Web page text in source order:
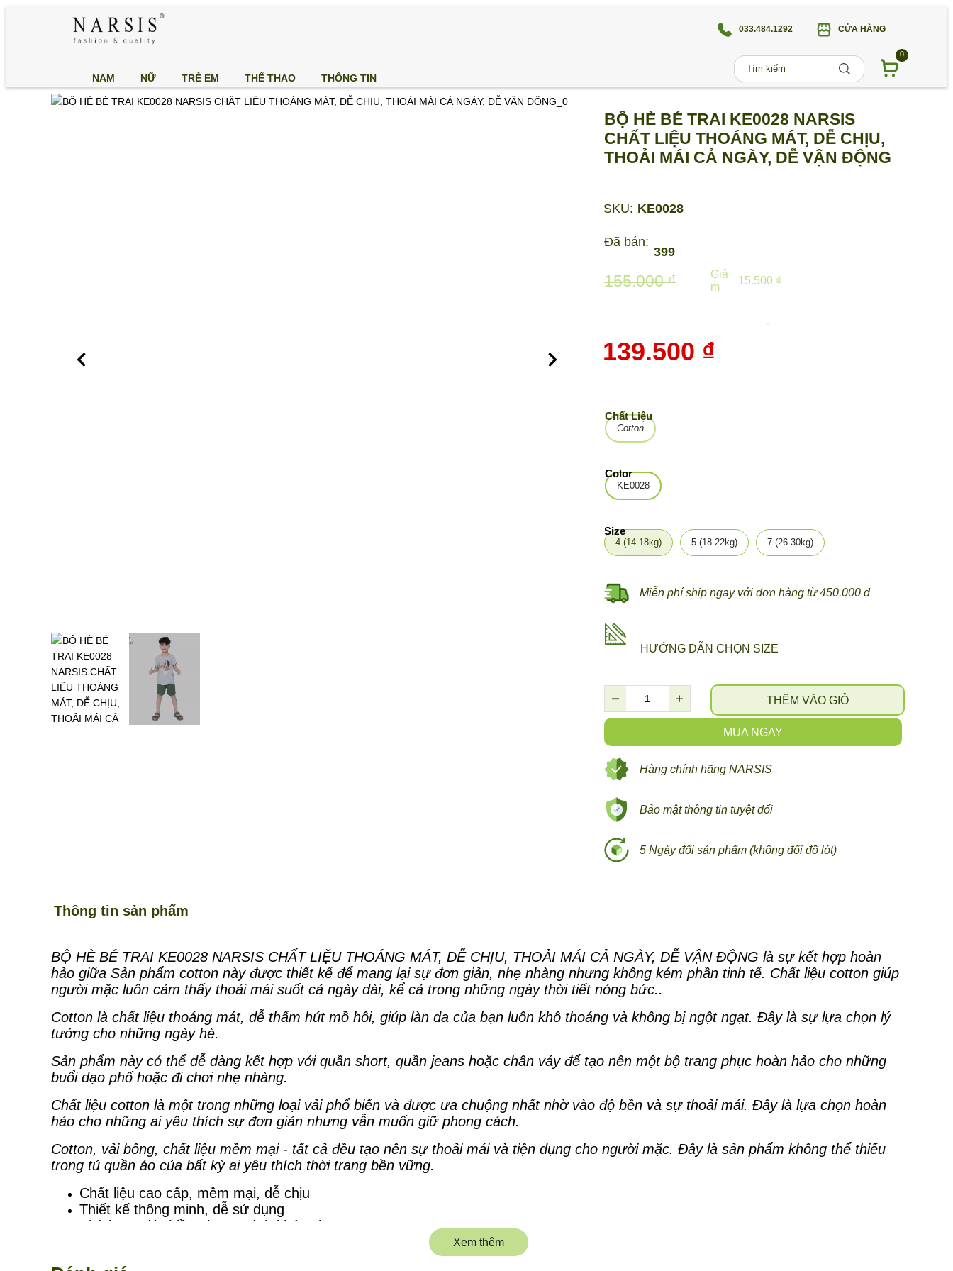
NAM NỮ TRẺ EM THỂ THAO THÔNG TIN
033.484.1292 CỬA HÀNG
0
BỘ HÈ BÉ TRAI KE0028 NARSIS
CHẤT LIỆU THOÁNG MÁT, DỄ CHỊU,
THOẢI MÁI CẢ NGÀY, DỄ VẬN ĐỘNG
Đã bán:
399
4 (14-18kg) 5 (18-22kg) 7 (26-30kg)
Size
Cotton
Chất Liệu
KE0028
Color
MUA NGAY
THÊM VÀO GIỎ
HƯỚNG DẪN CHỌN SIZE
Miễn phí ship ngay với đơn hàng từ 450.000 đ
-
139.500 ₫
5 Ngày đổi sản phẩm (không đổi đồ lót)
Bảo mật thông tin tuyệt đối
Hàng chính hãng NARSIS
155.000 ₫ 15.500 ₫
Giả
m
SKU: KE0028
Xem thêm
Thông tin sản phẩm
BỘ HÈ BÉ TRAI KE0028 NARSIS CHẤT LIỆU THOÁNG MÁT, DỄ CHỊU, THOẢI MÁI CẢ NGÀY, DỄ VẬN ĐỘNG là sự kết hợp hoàn
hảo giữa Sản phẩm cotton này được thiết kế để mang lại sự đơn giản, nhẹ nhàng nhưng không kém phần tinh tế. Chất liệu cotton giúp
người mặc luôn cảm thấy thoải mái suốt cả ngày dài, kể cả trong những ngày thời tiết nóng bức..
Cotton là chất liệu thoáng mát, dễ thấm hút mồ hôi, giúp làn da của bạn luôn khô thoáng và không bị ngột ngạt. Đây là sự lựa chọn lý
tưởng cho những ngày hè.
Sản phẩm này có thể dễ dàng kết hợp với quần short, quần jeans hoặc chân váy để tạo nên một bộ trang phục hoàn hảo cho những
buổi dạo phố hoặc đi chơi nhẹ nhàng.
Chất liệu cotton là một trong những loại vải phổ biến và được ưa chuộng nhất nhờ vào độ bền và sự thoải mái. Đây là lựa chọn hoàn
hảo cho những ai yêu thích sự đơn giản nhưng vẫn muốn giữ phong cách.
Cotton, vải bông, chất liệu mềm mại - tất cả đều tạo nên sự thoải mái và tiện dụng cho người mặc. Đây là sản phẩm không thể thiếu
trong tủ quần áo của bất kỳ ai yêu thích thời trang bền vững.
Chất liệu cao cấp, mềm mại, dễ chịu
Thiết kế thông minh, dễ sử dụng
Phù hợp với nhiều phong cách khác nhau